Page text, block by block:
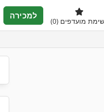
למכירה
מועדפים (0)